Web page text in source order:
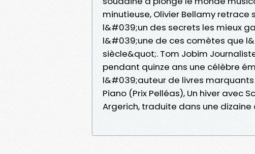
minutieuse, Olivier Bellamy
l&#039;un des secrets les mieux
l&#039;une de ces comètes que
siècle&quot;. Tom Jobim
pendant quinze ans une célèbre
l&#039;auteur de livres
Piano (Prix Pelléas), Un hiver avec
Argerich, traduite dans une dizaine